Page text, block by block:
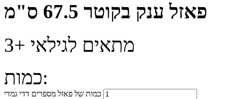
פאזל ענק בקוטר 67.5 ס"מ
מתאים לגילאי +3
כמות:
כמות של פאזל מספרים דדי גמדי